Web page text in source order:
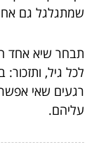
שמתגלגל גם
תבחר שיא אחד
לכל גיל,
רגעים שאי
עליהם.